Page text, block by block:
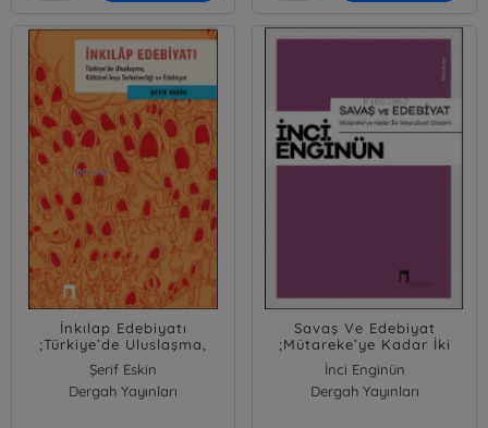
İnkılap Edebiyatı
;Türkiye’de Uluslaşma,
Kültürel İnşa Seferberliği
ve Edebiyat
Şerif Eskin
Dergah Yayınları
Savaş Ve Edebiyat
;Mütareke’ye Kadar İki
Meşrutiyet Dönemi
Makaleler
İnci Enginün
Dergah Yayınları